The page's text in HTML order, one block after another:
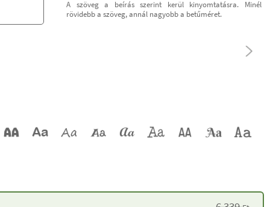
A szöveg a beírás szerint kerül kinyomtatásra. Minél
rövidebb a szöveg, annál nagyobb a betűméret.